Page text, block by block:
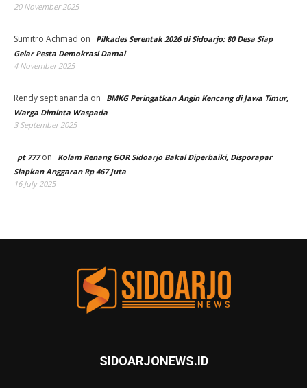
20 November 2025
Sumitro Achmad on
Pilkades Serentak 2026 di Sidoarjo: 80 Desa Siap
Gelar Pesta Demokrasi Damai
4 November 2025
Rendy septiananda on
BMKG Peringatkan Angin Kencang di Jawa Timur,
Warga Diminta Waspada
3 September 2025
pt 777on
Kolam Renang GOR Sidoarjo Bakal Diperbaiki, Disporapar
Siapkan Anggaran Rp 467 Juta
16 July 2025
SIDOARJONEWS.ID